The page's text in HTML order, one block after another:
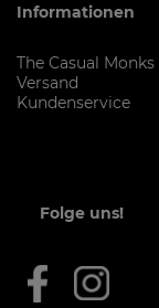
Informationen
The Casual Monks
Versand
Kundenservice
Folge uns!